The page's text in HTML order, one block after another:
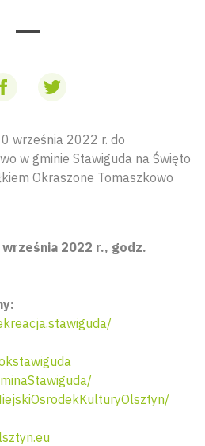
września 2022 r. do
w gminie Stawiguda na Święto
Okraszone Tomaszkowo
2022 r., godz.